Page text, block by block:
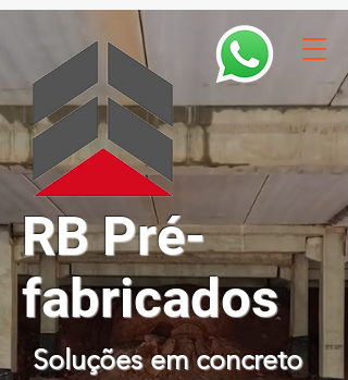
RB Pré-
fabricados
Soluções em concreto